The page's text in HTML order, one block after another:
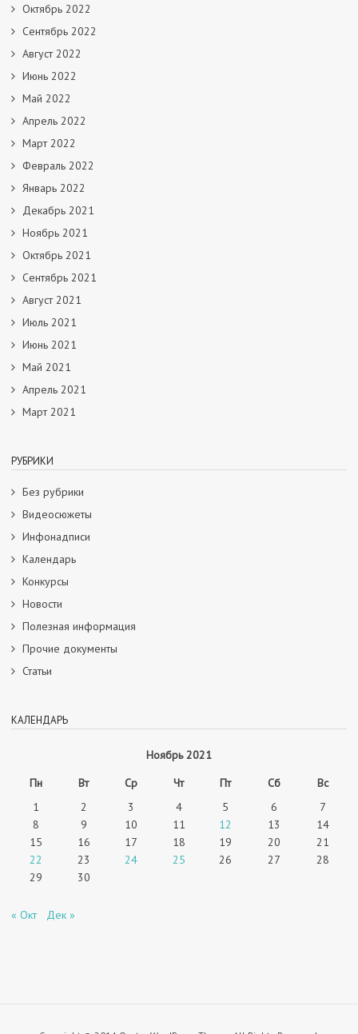
Октябрь 2022
Сентябрь 2022
Август 2022
Июнь 2022
Май 2022
Апрель 2022
Март 2022
Февраль 2022
Январь 2022
Декабрь 2021
Ноябрь 2021
Октябрь 2021
Сентябрь 2021
Август 2021
Июль 2021
Июнь 2021
Май 2021
Апрель 2021
Март 2021
РУБРИКИ
Без рубрики
Видеосюжеты
Инфонадписи
Календарь
Конкурсы
Новости
Полезная информация
Прочие документы
Статьи
КАЛЕНДАРЬ
Ноябрь 2021
Пн
Вт Ср Чт Пт Сб
Вс
1
2 3 4 5 6
7
8
9 10 11 12 13
14
15
16 17 18 19 20
21
22
23 24 25 26 27
28
29
30
« Окт Дек »